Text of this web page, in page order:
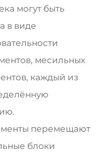
могут быть
в виде
месильных
каждый из
перемещают
блоки